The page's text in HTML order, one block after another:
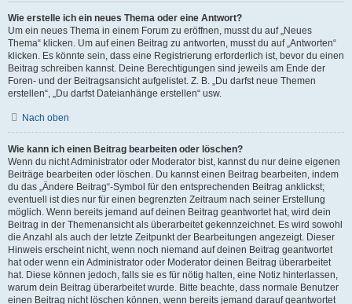
Wie erstelle ich ein neues Thema oder eine Antwort?
Um ein neues Thema in einem Forum zu eröffnen, musst du auf „Neues
Thema“ klicken. Um auf einen Beitrag zu antworten, musst du auf „Antworten“
klicken. Es könnte sein, dass eine Registrierung erforderlich ist, bevor du einen
Beitrag schreiben kannst. Deine Berechtigungen sind jeweils am Ende der
Foren- und der Beitragsansicht aufgelistet. Z. B. „Du darfst neue Themen
erstellen“, „Du darfst Dateianhänge erstellen“ usw.
Nach oben
Wie kann ich einen Beitrag bearbeiten oder löschen?
Wenn du nicht Administrator oder Moderator bist, kannst du nur deine eigenen
Beiträge bearbeiten oder löschen. Du kannst einen Beitrag bearbeiten, indem
du das „Ändere Beitrag“-Symbol für den entsprechenden Beitrag anklickst;
eventuell ist dies nur für einen begrenzten Zeitraum nach seiner Erstellung
möglich. Wenn bereits jemand auf deinen Beitrag geantwortet hat, wird dein
Beitrag in der Themenansicht als überarbeitet gekennzeichnet. Es wird sowohl
die Anzahl als auch der letzte Zeitpunkt der Bearbeitungen angezeigt. Dieser
Hinweis erscheint nicht, wenn noch niemand auf deinen Beitrag geantwortet
hat oder wenn ein Administrator oder Moderator deinen Beitrag überarbeitet
hat. Diese können jedoch, falls sie es für nötig halten, eine Notiz hinterlassen,
warum dein Beitrag überarbeitet wurde. Bitte beachte, dass normale Benutzer
einen Beitrag nicht löschen können, wenn bereits jemand darauf geantwortet